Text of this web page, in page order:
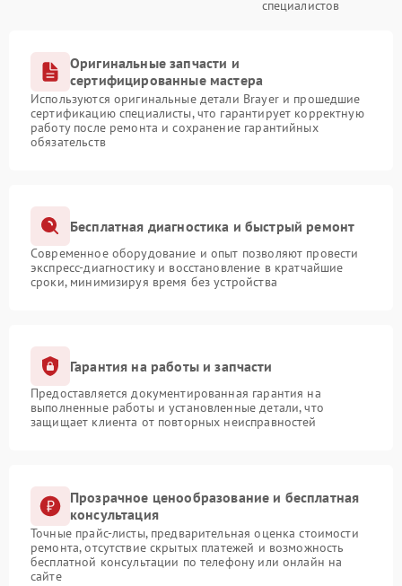
специалистов
Оригинальные запчасти и
сертифицированные мастера
Используются оригинальные детали Brayer и прошедшие
сертификацию специалисты, что гарантирует корректную
работу после ремонта и сохранение гарантийных
обязательств
Бесплатная диагностика и быстрый ремонт
Современное оборудование и опыт позволяют провести
экспресс-диагностику и восстановление в кратчайшие
сроки, минимизируя время без устройства
Гарантия на работы и запчасти
Предоставляется документированная гарантия на
выполненные работы и установленные детали, что
защищает клиента от повторных неисправностей
Прозрачное ценообразование и бесплатная
консультация
Точные прайс-листы, предварительная оценка стоимости
ремонта, отсутствие скрытых платежей и возможность
бесплатной консультации по телефону или онлайн на
сайте